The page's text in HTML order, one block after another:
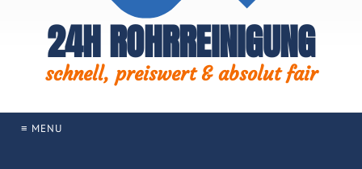
24H ROHRREINIGUNG
schnell, preiswert & absolut fair
≡ MENU